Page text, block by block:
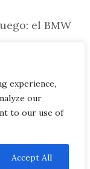
experience,
our
to our use of
Accept All
el BMW
dos? A
del BMW
COOKIES